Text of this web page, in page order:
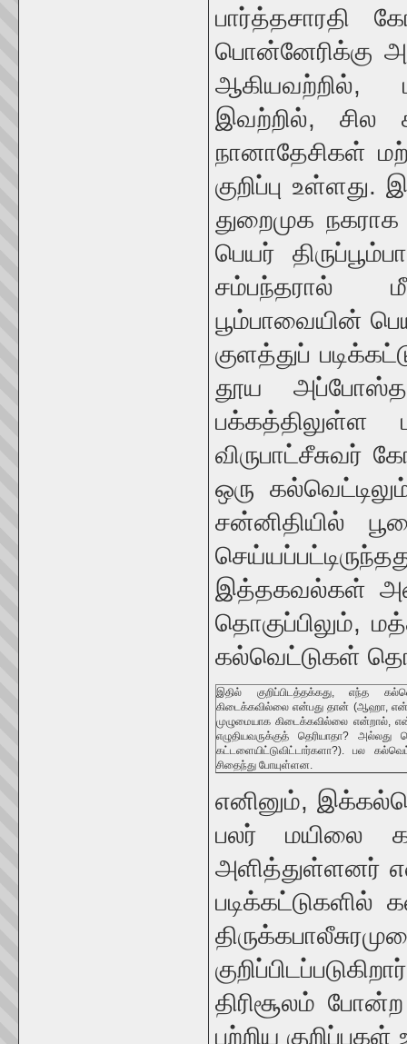
பார்த்தசாரதி
பொன்னேரிக்கு
ஆகியவற்றில்,
இவற்றில், சில
நானாதேசிகள்
குறிப்பு
துறைமுக நகராக
பெயர்
சம்பந்தரால்
பூம்பாவையின்
குளத்துப்
தூய
பக்கத்திலுள்ள
விருபாட்சீசுவர்
ஒரு
சன்னிதியில்
இத்தகவல்கள்
தொகுப்பிலும்,
கல்வெட்டுகள்
இதில் குறிப்பிடத்தக்கது, எந்த
கிடைக்கவில்லை என்பது தான் (ஆஹா,
முழுமையாக கிடைக்கவில்லை என்றால்,
எழுதியவருக்குத் தெரியாதா? அல்லது
கட்டளையிட்டுவிட்டார்களா?). பல
சிதைந்து போயுள்ளன.
எனினும்,
பலர் மயிலை
அளித்துள்ளனர்
படிக்கட்டுகளில்
திரிசூலம்
பற்றிய